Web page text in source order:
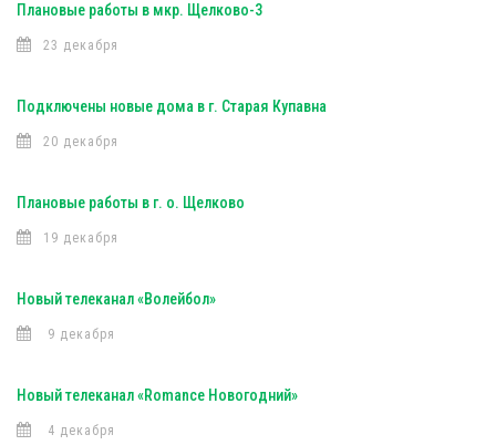
Плановые работы в мкр. Щелково-3
23 декабря
Подключены новые дома в г. Старая Купавна
20 декабря
Плановые работы в г. о. Щелково
19 декабря
Новый телеканал «Волейбол»
9 декабря
Новый телеканал «Romance Новогодний»
4 декабря